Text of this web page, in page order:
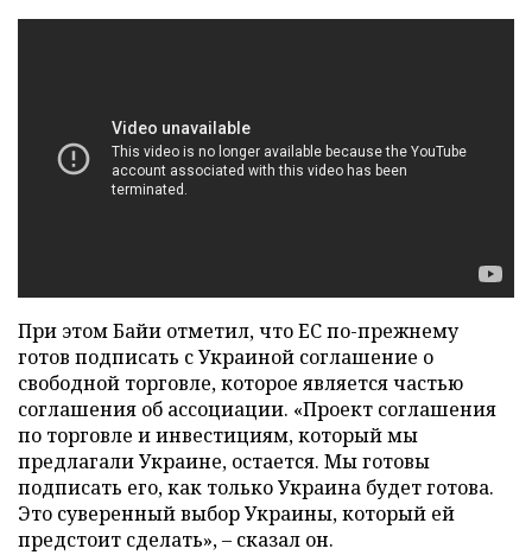
При этом Байи отметил, что ЕС по-прежнему
готов подписать с Украиной соглашение о
свободной торговле, которое является частью
соглашения об ассоциации. «Проект соглашения
по торговле и инвестициям, который мы
предлагали Украине, остается. Мы готовы
подписать его, как только Украина будет готова.
Это суверенный выбор Украины, который ей
предстоит сделать»,– сказал он.